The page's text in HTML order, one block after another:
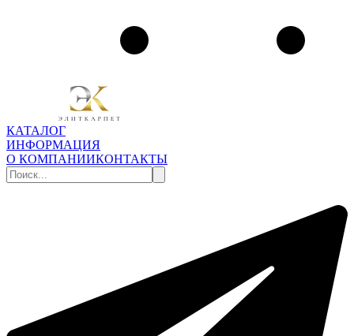
КАТАЛОГ
ИНФОРМАЦИЯ
О КОМПАНИИКОНТАКТЫ